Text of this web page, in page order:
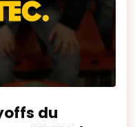
du